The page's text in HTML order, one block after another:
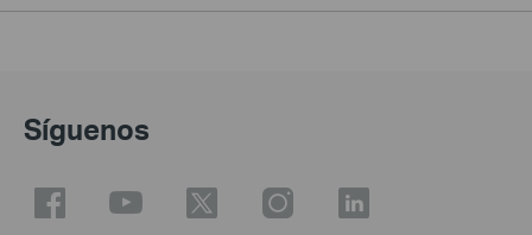
Síguenos